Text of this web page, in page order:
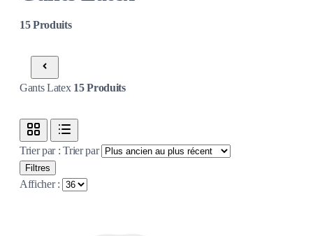
15Produits
Gants Latex 15Produits
Trier par :Trier par
Filtres
Afficher :